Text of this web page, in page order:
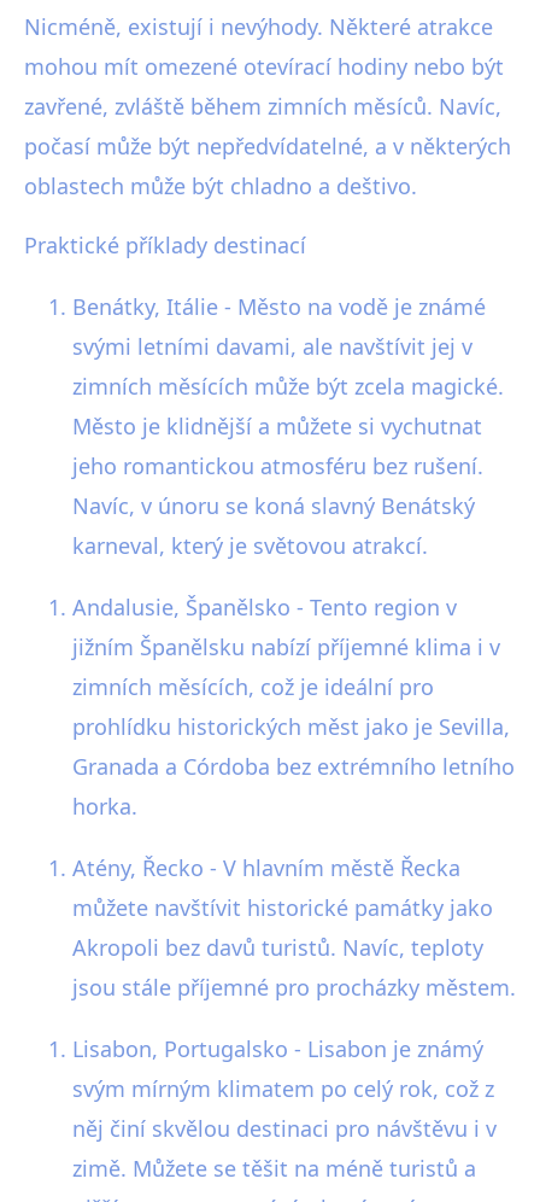
Nicméně, existují i nevýhody. Některé atrakce
mohou mít omezené otevírací hodiny nebo být
zavřené, zvláště během zimních měsíců. Navíc,
počasí může být nepředvídatelné, a v některých
oblastech může být chladno a deštivo.
Praktické příklady destinací
Benátky, Itálie - Město na vodě je známé
svými letními davami, ale navštívit jej v
zimních měsících může být zcela magické.
Město je klidnější a můžete si vychutnat
jeho romantickou atmosféru bez rušení.
Navíc, v únoru se koná slavný Benátský
karneval, který je světovou atrakcí.
Andalusie, Španělsko - Tento region v
jižním Španělsku nabízí příjemné klima i v
zimních měsících, což je ideální pro
prohlídku historických měst jako je Sevilla,
Granada a Córdoba bez extrémního letního
horka.
Atény, Řecko - V hlavním městě Řecka
můžete navštívit historické památky jako
Akropoli bez davů turistů. Navíc, teploty
jsou stále příjemné pro procházky městem.
Lisabon, Portugalsko - Lisabon je známý
svým mírným klimatem po celý rok, což z
něj činí skvělou destinaci pro návštěvu i v
zimě. Můžete se těšit na méně turistů a